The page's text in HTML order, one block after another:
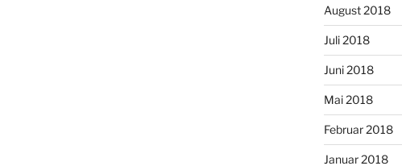
August 2018
Juli 2018
Juni 2018
Mai 2018
Februar 2018
Januar 2018